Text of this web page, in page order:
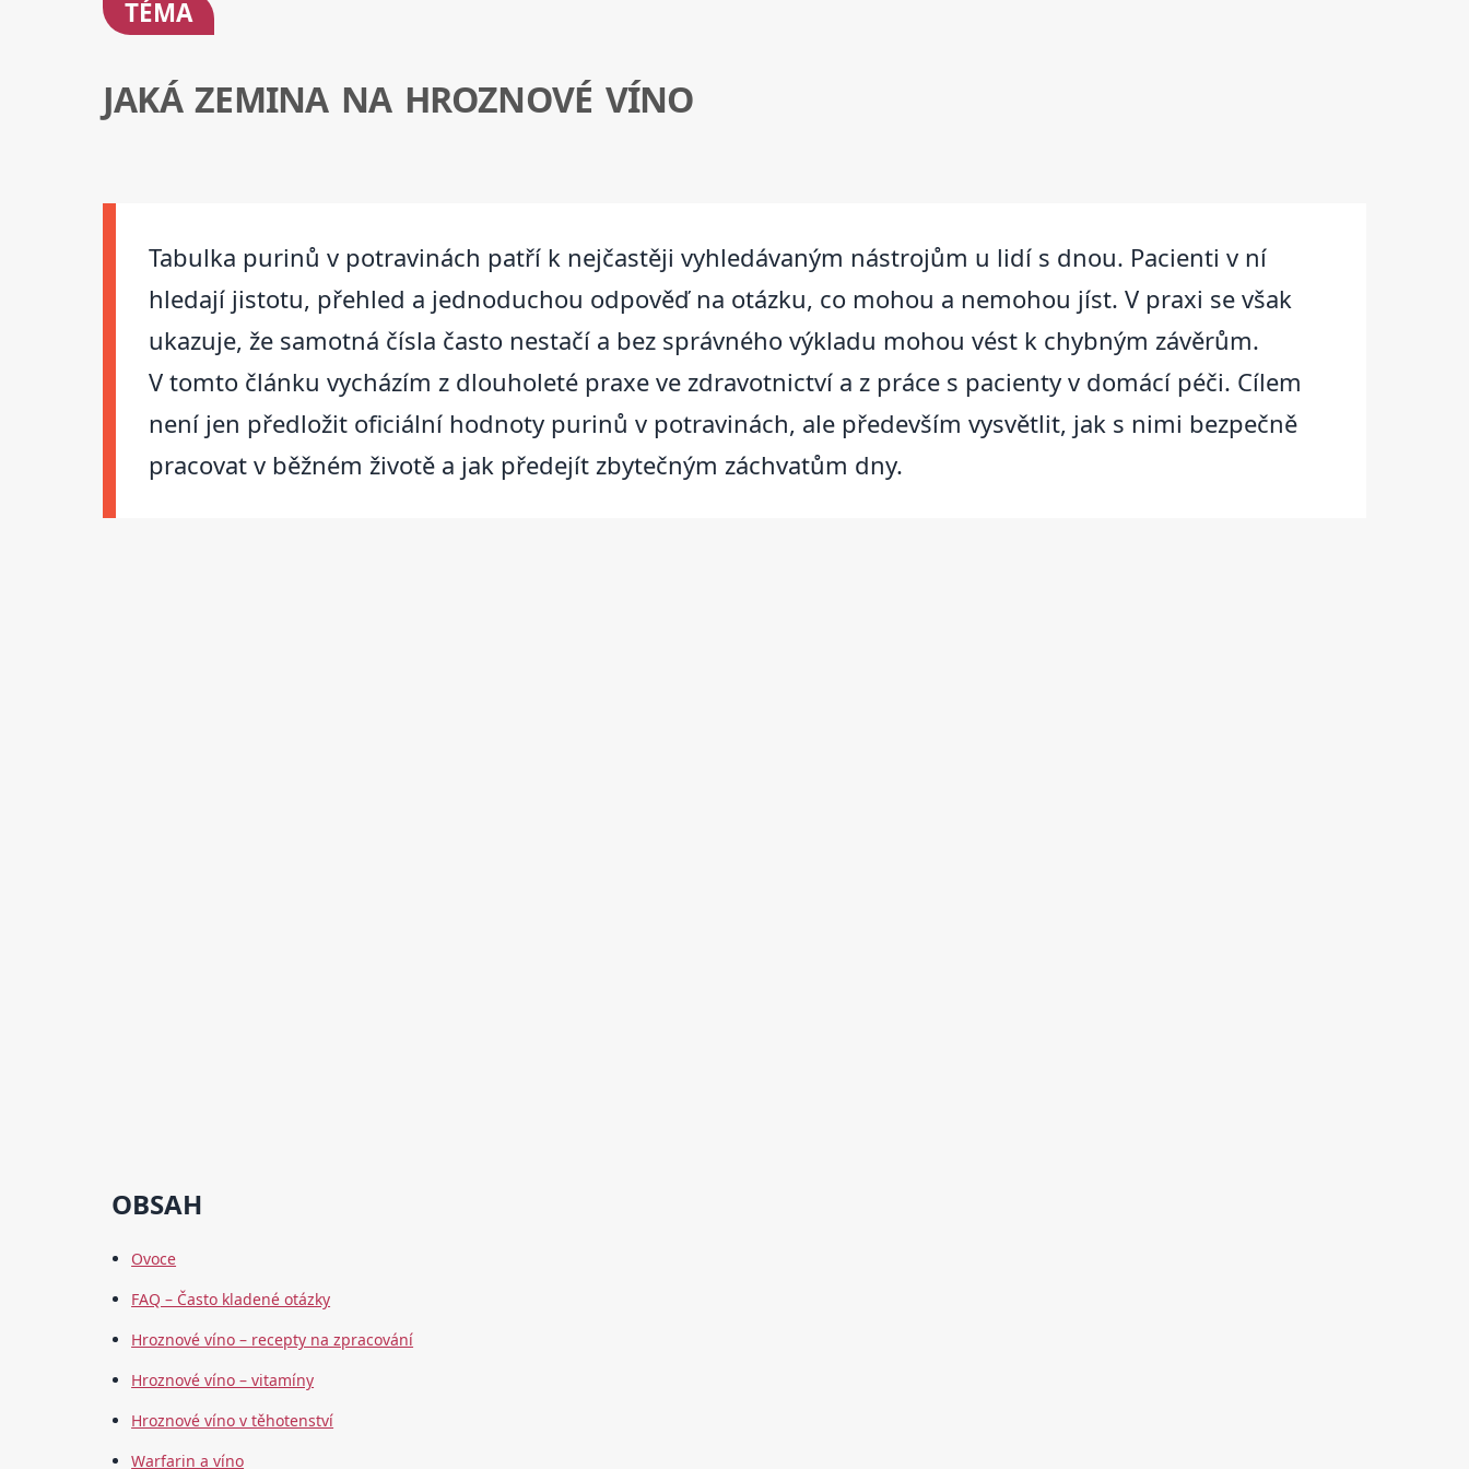
TÉMA
JAKÁ ZEMINA NA HROZNOVÉ VÍNO
Tabulka purinů v potravinách patří k nejčastěji vyhledávaným nástrojům u lidí s dnou. Pacienti v ní
hledají jistotu, přehled a jednoduchou odpověď na otázku, co mohou a nemohou jíst. V praxi se však
ukazuje, že samotná čísla často nestačí a bez správného výkladu mohou vést k chybným závěrům.
V tomto článku vycházím z dlouholeté praxe ve zdravotnictví a z práce s pacienty v domácí péči. Cílem
není jen předložit oficiální hodnoty purinů v potravinách, ale především vysvětlit, jak s nimi bezpečně
pracovat v běžném životě a jak předejít zbytečným záchvatům dny.
OBSAH
Ovoce
FAQ – Často kladené otázky
Hroznové víno – recepty na zpracování
Hroznové víno – vitamíny
Hroznové víno v těhotenství
Warfarin a víno